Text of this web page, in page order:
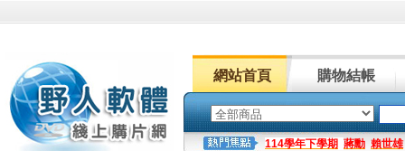
網站首頁 購物結帳
114學年下學期 蔣勳 賴世雄